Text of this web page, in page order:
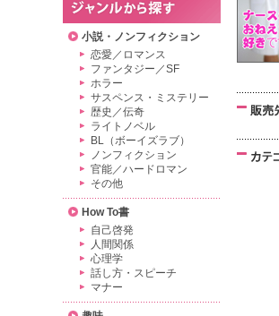
小説・ノンフィクション
恋愛／ロマンス
ファンタジー／SF
ホラー
サスペンス・ミステリー
歴史／伝奇
ライトノベル
BL（ボーイズラブ）
ノンフィクション
官能／ハードロマン
その他
How To書
自己啓発
人間関係
心理学
話し方・スピーチ
マナー